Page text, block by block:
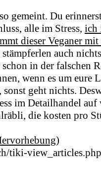
gemeint. Du
alle im Stress, ich
dieser Veganer
auch
in der falschen
wenn es um eure
geht nichts.
im Detailhandel auf
die kosten pro
)
tiki-